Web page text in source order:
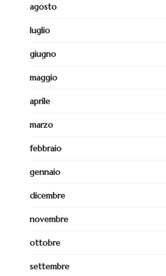
agosto
luglio
giugno
maggio
aprile
marzo
febbraio
gennaio
dicembre
novembre
ottobre
settembre